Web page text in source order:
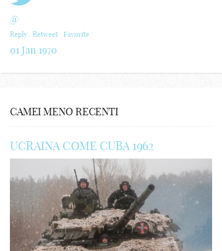
@
Reply Retweet Favorite
01 Jan 1970
CAMEI MENO RECENTI
UCRAINA COME CUBA 1962